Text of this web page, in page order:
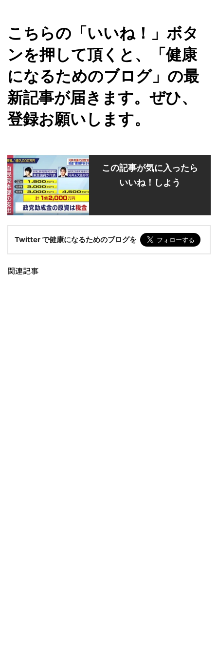
こちらの「いいね！」ボタ
ンを押して頂くと、「健康
になるためのブログ」の最
新記事が届きます。ぜひ、
登録お願いします。
この記事が気に入ったら
いいね！しよう
Twitter で健康になるためのブログを
関連記事